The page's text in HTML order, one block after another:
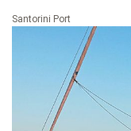
Santorini Port